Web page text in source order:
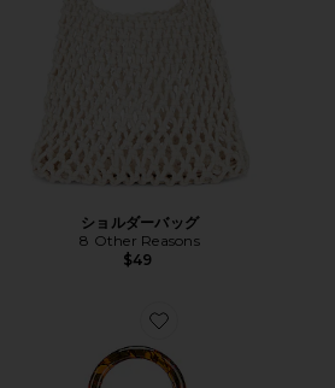
ショルダーバッグ
8 Other Reasons
$49
Favorite SO MICRO バッグ